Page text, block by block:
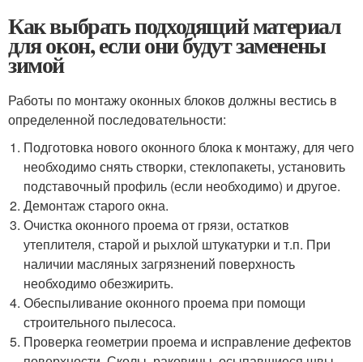
Как выбрать подходящий материал
для окон, если они будут заменены
зимой
Работы по монтажу оконных блоков должны вестись в
определенной последовательности:
Подготовка нового оконного блока к монтажу, для чего
необходимо снять створки, стеклопакеты, установить
подставочный профиль (если необходимо) и другое.
Демонтаж старого окна.
Очистка оконного проема от грязи, остатков
утеплителя, старой и рыхлой штукатурки и т.п. При
наличии масляных загрязнений поверхность
необходимо обезжирить.
Обеспыливание оконного проема при помощи
строительного пылесоса.
Проверка геометрии проема и исправление дефектов